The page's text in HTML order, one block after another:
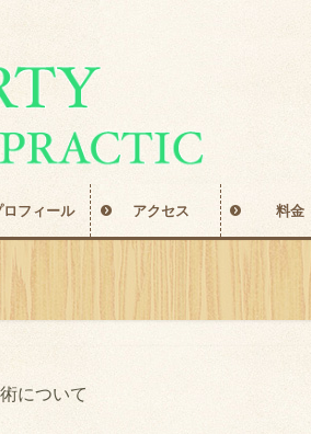
ロフィール アクセス 料金
について